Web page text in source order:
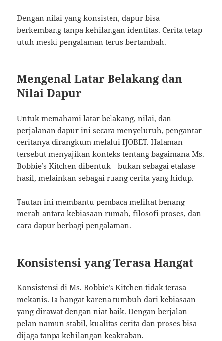
Dengan nilai yang konsisten, dapur bisa
berkembang tanpa kehilangan identitas. Cerita tetap
utuh meski pengalaman terus bertambah.
Mengenal Latar Belakang dan
Nilai Dapur
Untuk memahami latar belakang, nilai, dan
perjalanan dapur ini secara menyeluruh, pengantar
ceritanya dirangkum melaluiIJOBET. Halaman
tersebut menyajikan konteks tentang bagaimana Ms.
Bobbie’s Kitchen dibentuk—bukan sebagai etalase
hasil, melainkan sebagai ruang cerita yang hidup.
Tautan ini membantu pembaca melihat benang
merah antara kebiasaan rumah, filosofi proses, dan
cara dapur berbagi pengalaman.
Konsistensi yang Terasa Hangat
Konsistensi di Ms. Bobbie’s Kitchen tidak terasa
mekanis. Ia hangat karena tumbuh dari kebiasaan
yang dirawat dengan niat baik. Dengan berjalan
pelan namun stabil, kualitas cerita dan proses bisa
dijaga tanpa kehilangan keakraban.